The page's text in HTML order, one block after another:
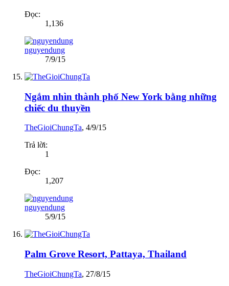
Đọc:
1,136
nguyendung
7/9/15
Ngắm nhìn thành phố New York bằng những
chiếc du thuyền
TheGioiChungTa, 4/9/15
Trả lời:
1
Đọc:
1,207
nguyendung
5/9/15
Palm Grove Resort, Pattaya, Thailand
TheGioiChungTa, 27/8/15